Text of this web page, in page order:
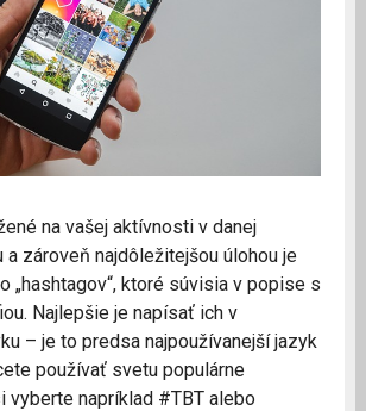
na vašej aktívnosti v danej
a zároveň najdôležitejšou úlohou je
„hashtagov“, ktoré súvisia v popise s
Najlepšie je napísať ich v
– je to predsa najpoužívanejší jazyk
používať svetu populárne
vyberte napríklad #TBT alebo